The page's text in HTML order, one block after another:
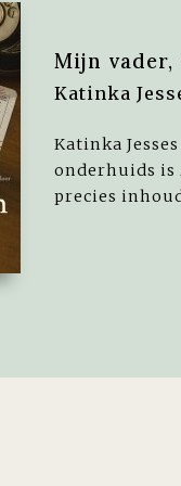
Mijn vader,
Katinka
Katinka
onderhuids is
precies